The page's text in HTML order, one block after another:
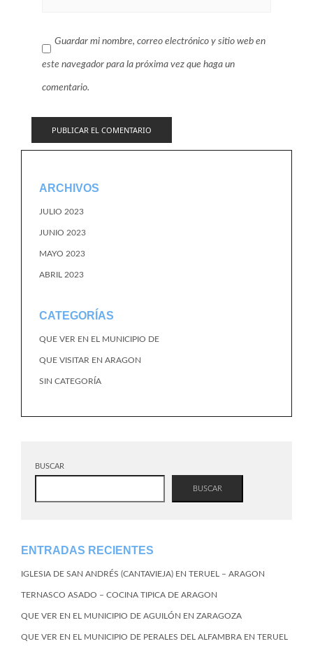
Guardar mi nombre, correo electrónico y sitio web en
este navegador para la próxima vez que haga un
comentario.
ARCHIVOS
JULIO 2023
JUNIO 2023
MAYO 2023
ABRIL 2023
CATEGORÍAS
QUE VER EN EL MUNICIPIO DE
QUE VISITAR EN ARAGON
SIN CATEGORÍA
BUSCAR
BUSCAR
ENTRADAS RECIENTES
IGLESIA DE SAN ANDRÉS (CANTAVIEJA) EN TERUEL – ARAGON
TERNASCO ASADO – COCINA TIPICA DE ARAGON
QUE VER EN EL MUNICIPIO DE AGUILÓN EN ZARAGOZA
QUE VER EN EL MUNICIPIO DE PERALES DEL ALFAMBRA EN TERUEL